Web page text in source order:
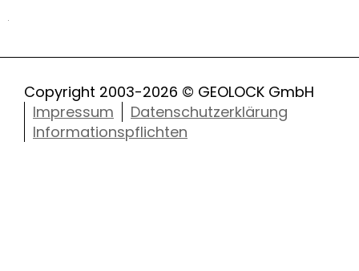
Copyright 2003-2026 © GEOLOCK GmbH
Impressum
Datenschutzerklärung
Informationspflichten